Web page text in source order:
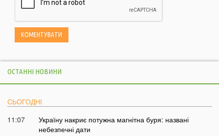
ОСТАННІ НОВИНИ
СЬОГОДНІ
11:07
Україну накриє потужна магнітна буря: названі
небезпечні дати